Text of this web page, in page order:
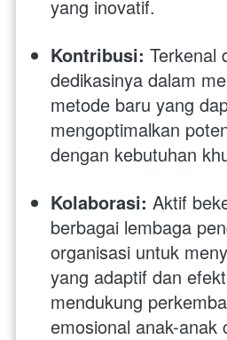
yang inovatif.
Kontribusi: Terkenal
dedikasinya dalam
metode baru yang
mengoptimalkan
dengan kebutuhan
Kolaborasi: Aktif
berbagai lembaga
organisasi untuk
yang adaptif dan
mendukung
emosional anak-anak